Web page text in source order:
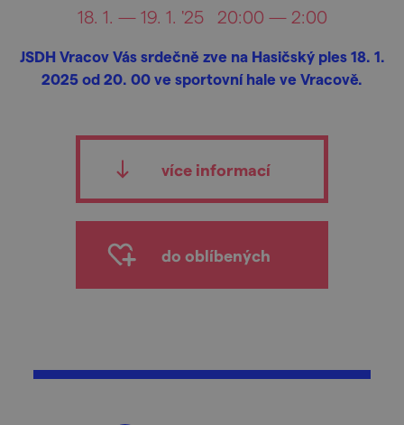
18. 1. — 19. 1. '25 20:00 — 2:00
JSDH Vracov Vás srdečně zve na Hasičský ples 18. 1.
2025 od 20. 00 ve sportovní hale ve Vracově.
více informací
do oblíbených